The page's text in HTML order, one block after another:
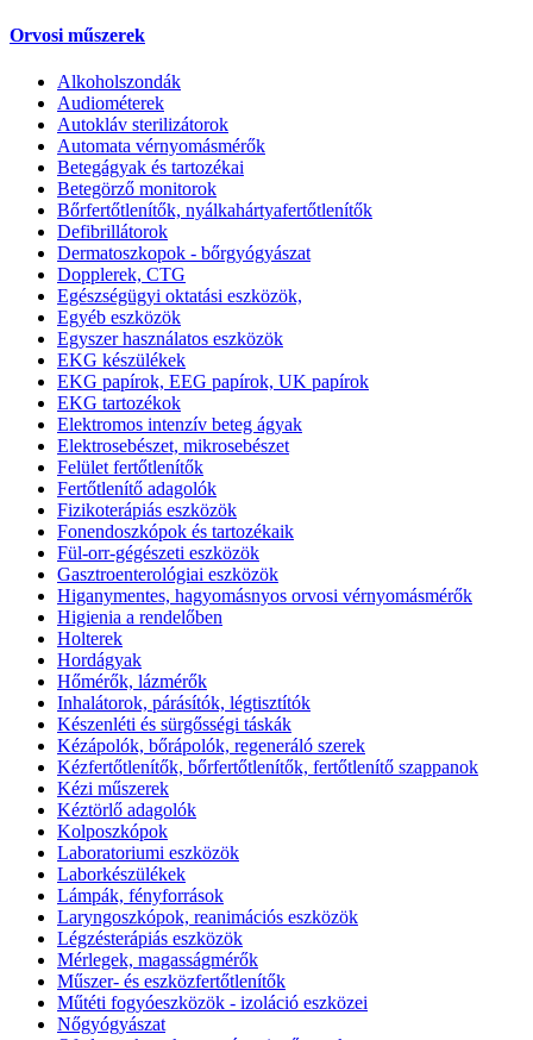
Orvosi műszerek
Alkoholszondák
Audiométerek
Autokláv sterilizátorok
Automata vérnyomásmérők
Betegágyak és tartozékai
Betegörző monitorok
Bőrfertőtlenítők, nyálkahártyafertőtlenítők
Defibrillátorok
Dermatoszkopok - bőrgyógyászat
Dopplerek, CTG
Egészségügyi oktatási eszközök,
Egyéb eszközök
Egyszer használatos eszközök
EKG készülékek
EKG papírok, EEG papírok, UK papírok
EKG tartozékok
Elektromos intenzív beteg ágyak
Elektrosebészet, mikrosebészet
Felület fertőtlenítők
Fertőtlenítő adagolók
Fizikoterápiás eszközök
Fonendoszkópok és tartozékaik
Fül-orr-gégészeti eszközök
Gasztroenterológiai eszközök
Higanymentes, hagyomásnyos orvosi vérnyomásmérők
Higienia a rendelőben
Holterek
Hordágyak
Hőmérők, lázmérők
Inhalátorok, párásítók, légtisztítók
Készenléti és sürgősségi táskák
Kézápolók, bőrápolók, regeneráló szerek
Kézfertőtlenítők, bőrfertőtlenítők, fertőtlenítő szappanok
Kézi műszerek
Kéztörlő adagolók
Kolposzkópok
Laboratoriumi eszközök
Laborkészülékek
Lámpák, fényforrások
Laryngoszkópok, reanimációs eszközök
Légzésterápiás eszközök
Mérlegek, magasságmérők
Műszer- és eszközfertőtlenítők
Műtéti fogyóeszközök - izoláció eszközei
Nőgyógyászat